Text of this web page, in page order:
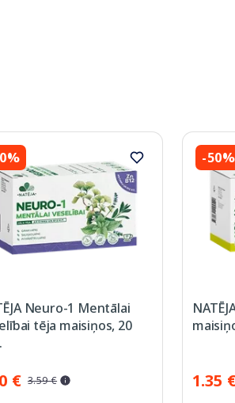
Neuro-1 Mentālai
tēja maisiņos, 20
€ 3.59 €
-50%
1.35